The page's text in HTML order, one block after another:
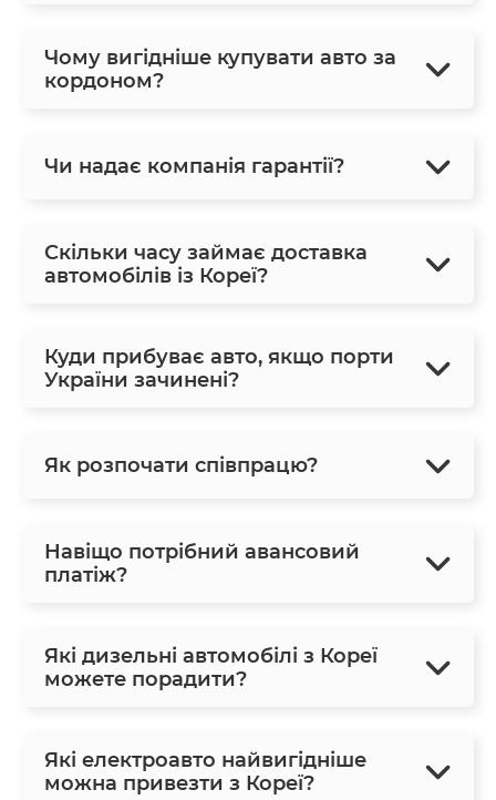
Чому вигідніше купувати авто за
кордоном?
Чи надає компанія гарантії?
Скільки часу займає доставка
автомобілів із Кореї?
Куди прибуває авто, якщо порти
України зачинені?
Як розпочати співпрацю?
Навіщо потрібний авансовий
платіж?
Які дизельні автомобілі з Кореї
можете порадити?
Які електроавто найвигідніше
можна привезти з Кореї?